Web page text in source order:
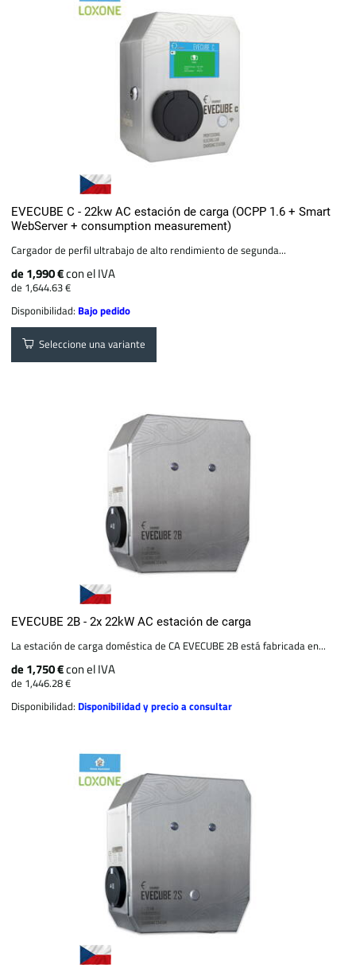
EVECUBE C - 22kw AC estación de carga (OCPP 1.6 + Smart
WebServer + consumption measurement)
Cargador de perfil ultrabajo de alto rendimiento de segunda...
de 1,990 €con el IVA
de 1,644.63 €
Disponibilidad: Bajo pedido
Seleccione una variante
EVECUBE 2B - 2x 22kW AC estación de carga
La estación de carga doméstica de CA EVECUBE 2B está fabricada en...
de 1,750 €con el IVA
de 1,446.28 €
Disponibilidad: Disponibilidad y precio a consultar